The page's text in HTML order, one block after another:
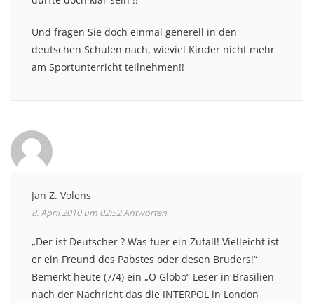
Und fragen Sie doch einmal generell in den
deutschen Schulen nach, wieviel Kinder nicht mehr
am Sportunterricht teilnehmen!!
Jan Z. Volens
8. April 2010 um 02:52Antworten
„Der ist Deutscher ? Was fuer ein Zufall! Vielleicht ist
er ein Freund des Pabstes oder desen Bruders!“
Bemerkt heute (7/4) ein „O Globo“ Leser in Brasilien –
nach der Nachricht das die INTERPOL in London